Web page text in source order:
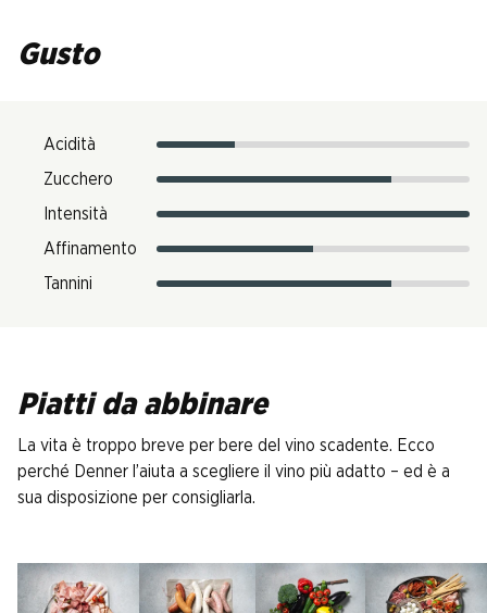
Gusto
Acidità
Zucchero
Intensità
Affinamento
Tannini
Piatti da abbinare
La vita è troppo breve per bere del vino scadente. Ecco
perché Denner l’aiuta a scegliere il vino più adatto – ed è a
sua disposizione per consigliarla.